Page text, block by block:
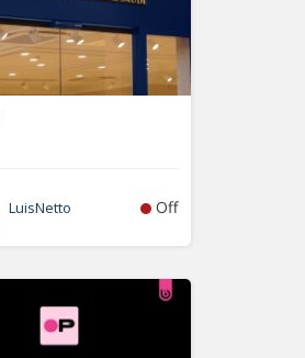
LuisNetto Off